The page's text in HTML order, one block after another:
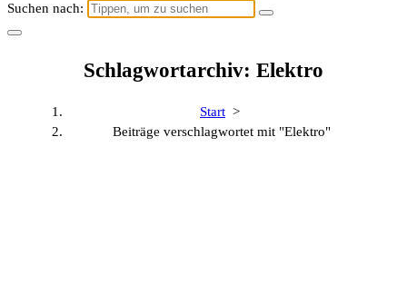
Suchen nach:
Schlagwortarchiv: Elektro
Start >
Beiträge verschlagwortet mit "Elektro"